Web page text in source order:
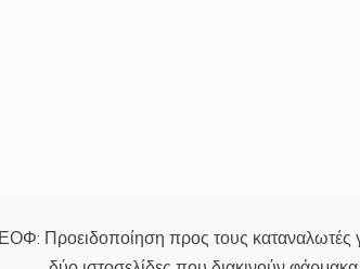
ΕΟΦ: Προειδοποίηση προς τους καταναλωτές